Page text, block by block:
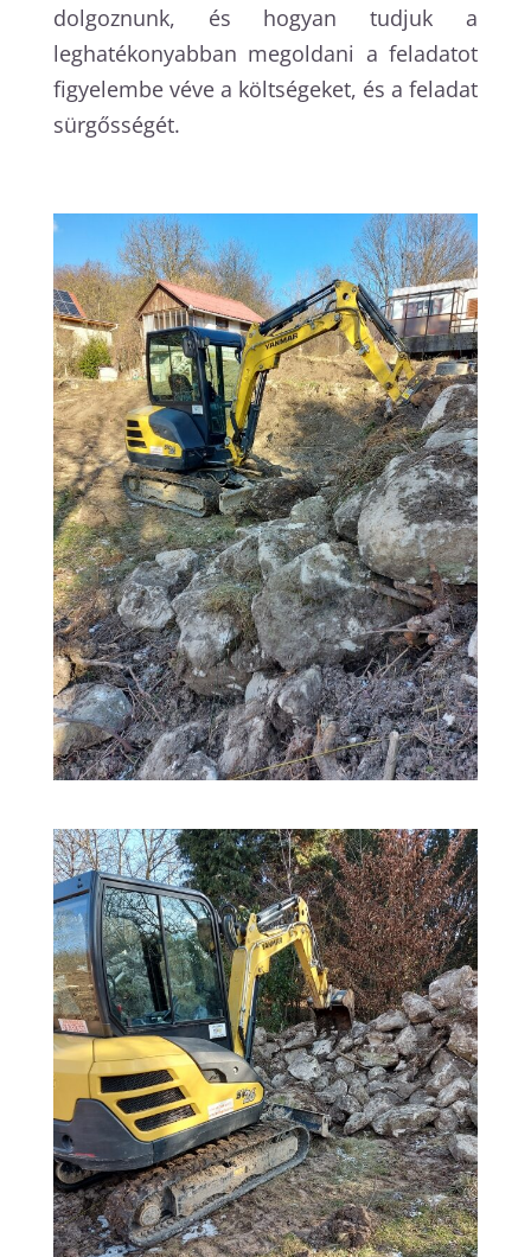
dolgoznunk, és hogyan tudjuk a
leghatékonyabban megoldani a feladatot
figyelembe véve a költségeket, és a feladat
sürgősségét.